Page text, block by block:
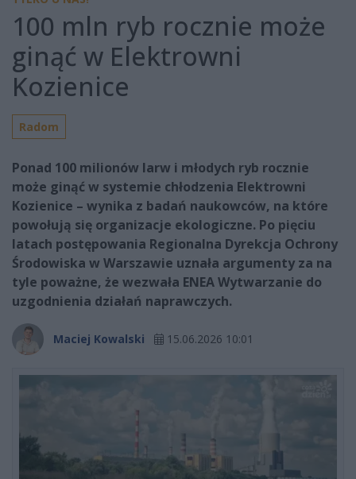
100 mln ryb rocznie może
ginąć w Elektrowni
Kozienice
Radom
Ponad 100 milionów larw i młodych ryb rocznie
może ginąć w systemie chłodzenia Elektrowni
Kozienice – wynika z badań naukowców, na które
powołują się organizacje ekologiczne. Po pięciu
latach postępowania Regionalna Dyrekcja Ochrony
Środowiska w Warszawie uznała argumenty za na
tyle poważne, że wezwała ENEA Wytwarzanie do
uzgodnienia działań naprawczych.
Maciej Kowalski 15.06.2026 10:01